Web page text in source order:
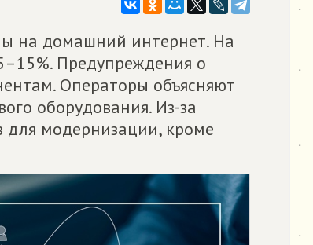
на домашний интернет. На
Предупреждения о
Операторы объясняют
оборудования. Из-за
для модернизации, кроме
˙
˙
˙
˙